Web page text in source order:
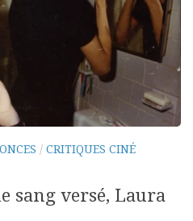
/ CRITIQUES CINÉ
sang versé, Laura